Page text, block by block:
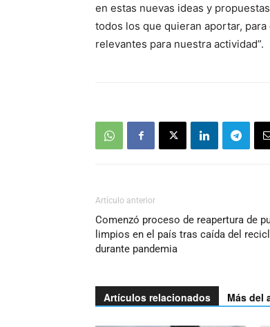
en estas nuevas ideas y
todos los que quieran aportar,
relevantes para nuestra actividad”.
Artículo anterior
Comenzó proceso de reapertura de
limpios en el país tras caída del
durante pandemia
Artículos relacionados Más del